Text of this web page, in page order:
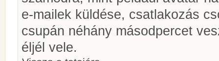
e-mailek küldése, csatlakozás
csupán néhány másodpercet
éljél vele.